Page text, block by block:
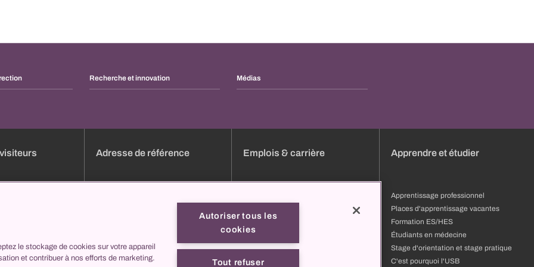
Recherche et innovation Médias
nous
Adresse de référence
collegis
Emplois & carrière
Formation et développement
Profils professionnels
C'est pourquoi l'USB
Contact
Apprendre et étudier
Apprentissage professionnel
Places d'apprentissage vacantes
Formation ES/HES
Étudiants en médecine
Stage d'orientation et stage pratique
C'est pourquoi l'USB
le stockage de cookies sur votre appareil
et contribuer à nos efforts de marketing.
Autoriser tous les
cookies
Tout refuser